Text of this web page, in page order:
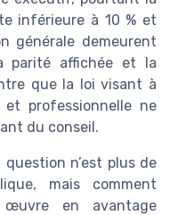
inférieure à 10 % et
générale demeurent
parité affichée et la
que la loi visant à
et professionnelle ne
du conseil.
n’est plus de
mais comment
en avantage